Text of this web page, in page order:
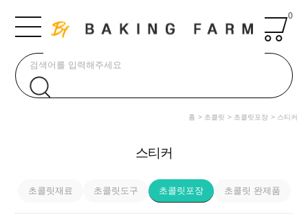
0
홈 초콜릿 초콜릿포장 스티커
스티커
초콜릿재료 초콜릿도구 초콜릿포장 초콜릿 완제품